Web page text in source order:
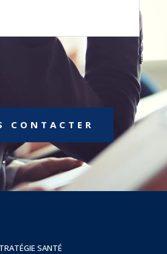
CONTACTER
SANTÉ